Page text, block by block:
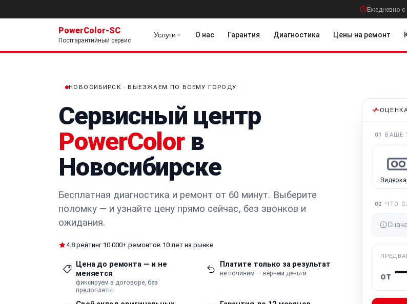
Ежедневно с
PowerColor-SC
Постгарантийный сервис
Услуги О нас Гарантия Диагностика Цены на ремонт
НОВОСИБИРСК · ВЫЕЗЖАЕМ ПО ВСЕМУ ГОРОДУ
Сервисный центр
PowerColorв
Новосибирске
Бесплатная диагностика и ремонт от 60 минут. Выберите
поломку — и узнайте цену прямо сейчас, без звонков и
ожидания.
4.8 рейтинг·10 000+ ремонтов·10 лет на рынке
Цена до ремонта — и не
меняется
фиксируем в договоре, без
предоплаты
Платите только за результат
не починим — вернём деньги
01 ВАШЕ
02 ЧТО
от